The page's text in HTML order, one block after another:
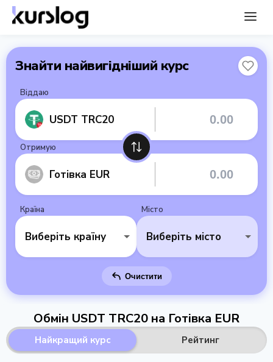
Знайти найвигідніший курс
Віддаю
USDT TRC20
Отримую
Готівка EUR
Країна
Виберіть країну
Місто
Виберіть місто
Очистити
Обмін USDT TRC20 на Готівка EUR
Найкращий курс Рейтинг